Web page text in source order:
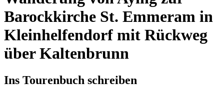
Barockkirche St. Emmeram in
Kleinhelfendorf mit Rückweg
über Kaltenbrunn
Ins Tourenbuch schreiben